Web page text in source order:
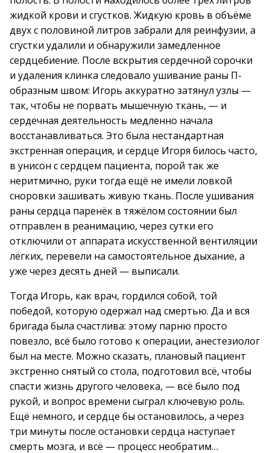
жидкой крови и сгустков. Жидкую кровь в объёме
двух с половиной литров забрали для реинфузии, а
сгустки удалили и обнаружили замедленное
сердцебиение. После вскрытия сердечной сорочки
и удаления клинка следовало ушивание раны П-
образным швом: Игорь аккуратно затянул узлы —
так, чтобы не порвать мышечную ткань, — и
сердечная деятельность медленно начала
восстанавливаться. Это была нестандартная
экстренная операция, и сердце Игоря билось часто,
в унисон с сердцем пациента, порой так же
неритмично, руки тогда ещё не имели ловкой
сноровки зашивать живую ткань. После ушивания
раны сердца паренёк в тяжёлом состоянии был
отправлен в реанимацию, через сутки его
отключили от аппарата искусственной вентиляции
лёгких, перевели на самостоятельное дыхание, а
уже через десять дней — выписали.
Тогда Игорь, как врач, гордился собой, той
победой, которую одержал над смертью. Да и вся
бригада была счастлива: этому парню просто
повезло, всё было готово к операции, анестезиолог
был на месте. Можно сказать, плановый пациент
экстренно снятый со стола, подготовил всё, чтобы
спасти жизнь другого человека, — всё было под
рукой, и вопрос времени сыграл ключевую роль.
Ещё немного, и сердце бы остановилось, а через
три минуты после остановки сердца наступает
смерть мозга, и всё — процесс необратим…